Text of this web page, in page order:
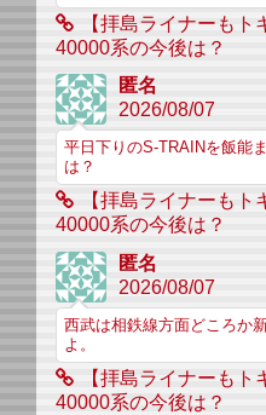
【拝島ライナーも
40000系の今後は？
匿名
2026/08/07
平日下りのS-TRAINを飯能
は？
【拝島ライナーも
40000系の今後は？
匿名
2026/08/07
西武は相鉄線方面どころか
よ。
【拝島ライナーも
40000系の今後は？